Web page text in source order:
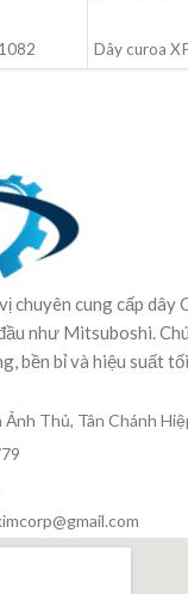
Dây curoa
chuyên cung cấp dây
như Mitsuboshi.
bền bỉ và hiệu suất
Thủ, Tân Chánh